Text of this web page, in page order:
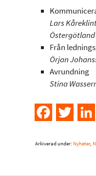
Lars
Östergötland
Från
Örjan
Avrundning
Stina
FacebookTwitter
Arkiverad under: Nyheter,